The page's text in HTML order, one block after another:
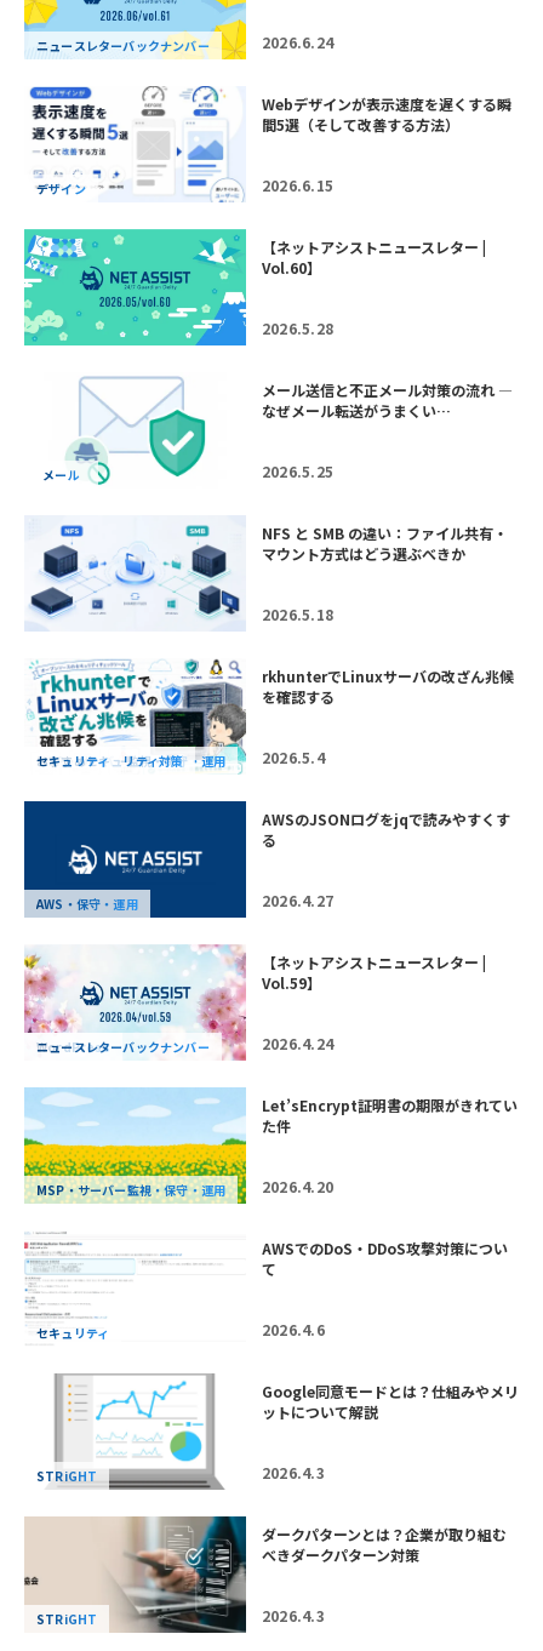
ニュースレターバックナンバー 2026.6.24
デザイン
Webデザインが表示速度を遅くする瞬
間5選（そして改善する方法）
2026.6.15
【ネットアシストニュースレター |
Vol.60】
2026.5.28
メール
メール送信と不正メール対策の流れ —
なぜメール転送がうまくい…
2026.5.25
NFS と SMB の違い：ファイル共有・
マウント方式はどう選ぶべきか
2026.5.18
MSP・サーバー監視・保守・運用
おすすめセキュリティ対策
セキュリティ
rkhunterでLinuxサーバの改ざん兆候
を確認する
2026.5.4
AWS・保守・運用
AWSのJSONログをjqで読みやすくす
る
2026.4.27
WordPress
ニュースレターバックナンバー
【ネットアシストニュースレター |
Vol.59】
2026.4.24
MSP・サーバー監視・保守・運用
Let’sEncrypt証明書の期限がきれてい
た件
2026.4.20
セキュリティ
AWSでのDoS・DDoS攻撃対策につい
て
2026.4.6
STRiGHT
Google同意モードとは？仕組みやメリ
ットについて解説
2026.4.3
STRiGHT
ダークパターンとは？企業が取り組む
べきダークパターン対策
2026.4.3